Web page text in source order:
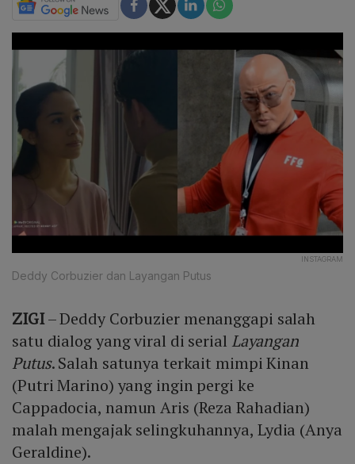
INSTAGRAM
Deddy Corbuzier dan Layangan Putus
ZIGI– Deddy Corbuzier menanggapi salah
satu dialog yang viral di serial Layangan
Putus. Salah satunya terkait mimpi Kinan
(Putri Marino) yang ingin pergi ke
Cappadocia, namun Aris (Reza Rahadian)
malah mengajak selingkuhannya, Lydia (Anya
Geraldine).